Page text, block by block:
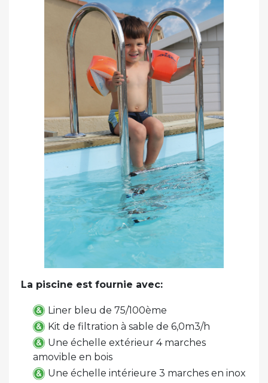
La piscine est fournie avec:
Liner bleu de 75/100ème
Kit de filtration à sable de 6,0m3/h
Une échelle extérieur 4 marches
amovible en bois
Une échelle intérieure 3 marches en inox